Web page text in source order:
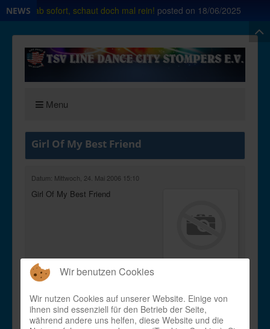
NEWS
Shop ab sofort, schaut doch mal rein! posted on 18/06/2025
Menu
Girl Of My Best Friend
Datum: Mittwoch, 24. Mai 2006 15:10
Girl Of My Best Friend
Id:
97
Wir benutzen Cookies
Wir nutzen Cookies auf unserer Website. Einige von
ihnen sind essenziell für den Betrieb der Seite,
während andere uns helfen, diese Website und die